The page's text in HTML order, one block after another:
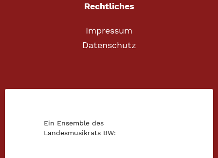
Rechtliches
Impressum
Datenschutz
Ein Ensemble des
Landesmusikrats BW: